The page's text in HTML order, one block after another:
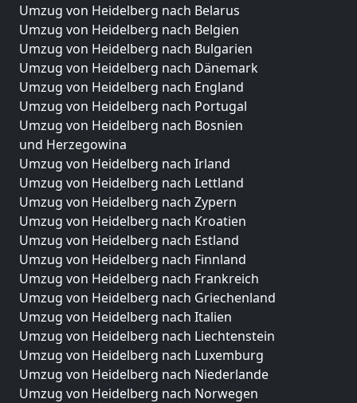
Umzug von Heidelberg nach Belarus
Umzug von Heidelberg nach Belgien
Umzug von Heidelberg nach Bulgarien
Umzug von Heidelberg nach Dänemark
Umzug von Heidelberg nach England
Umzug von Heidelberg nach Portugal
Umzug von Heidelberg nach Bosnien
und Herzegowina
Umzug von Heidelberg nach Irland
Umzug von Heidelberg nach Lettland
Umzug von Heidelberg nach Zypern
Umzug von Heidelberg nach Kroatien
Umzug von Heidelberg nach Estland
Umzug von Heidelberg nach Finnland
Umzug von Heidelberg nach Frankreich
Umzug von Heidelberg nach Griechenland
Umzug von Heidelberg nach Italien
Umzug von Heidelberg nach Liechtenstein
Umzug von Heidelberg nach Luxemburg
Umzug von Heidelberg nach Niederlande
Umzug von Heidelberg nach Norwegen